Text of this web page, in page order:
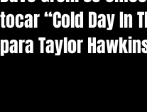
tocar “Cold Day In
para Taylor